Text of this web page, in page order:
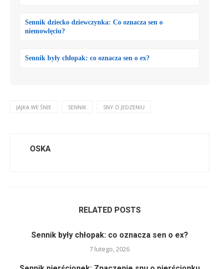
Sennik dziecko dziewczynka: Co oznacza sen o
niemowlęciu?
Sennik były chłopak: co oznacza sen o ex?
JAJKA WE ŚNIE SENNIK SNY O JEDZENIU
OSKA
RELATED POSTS
Sennik były chłopak: co oznacza sen o ex?
7 lutego, 2026